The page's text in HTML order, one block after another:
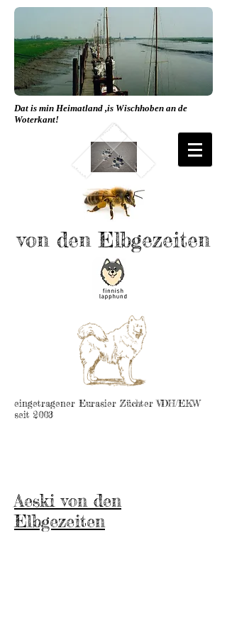
Dat is min Heimatland ,is Wischhoben an de
Woterkant!
von den Elbgezeiten
eingetragener Eurasier Züchter VDH/EKW
seit 2003
Aeski von den
Elbgezeiten